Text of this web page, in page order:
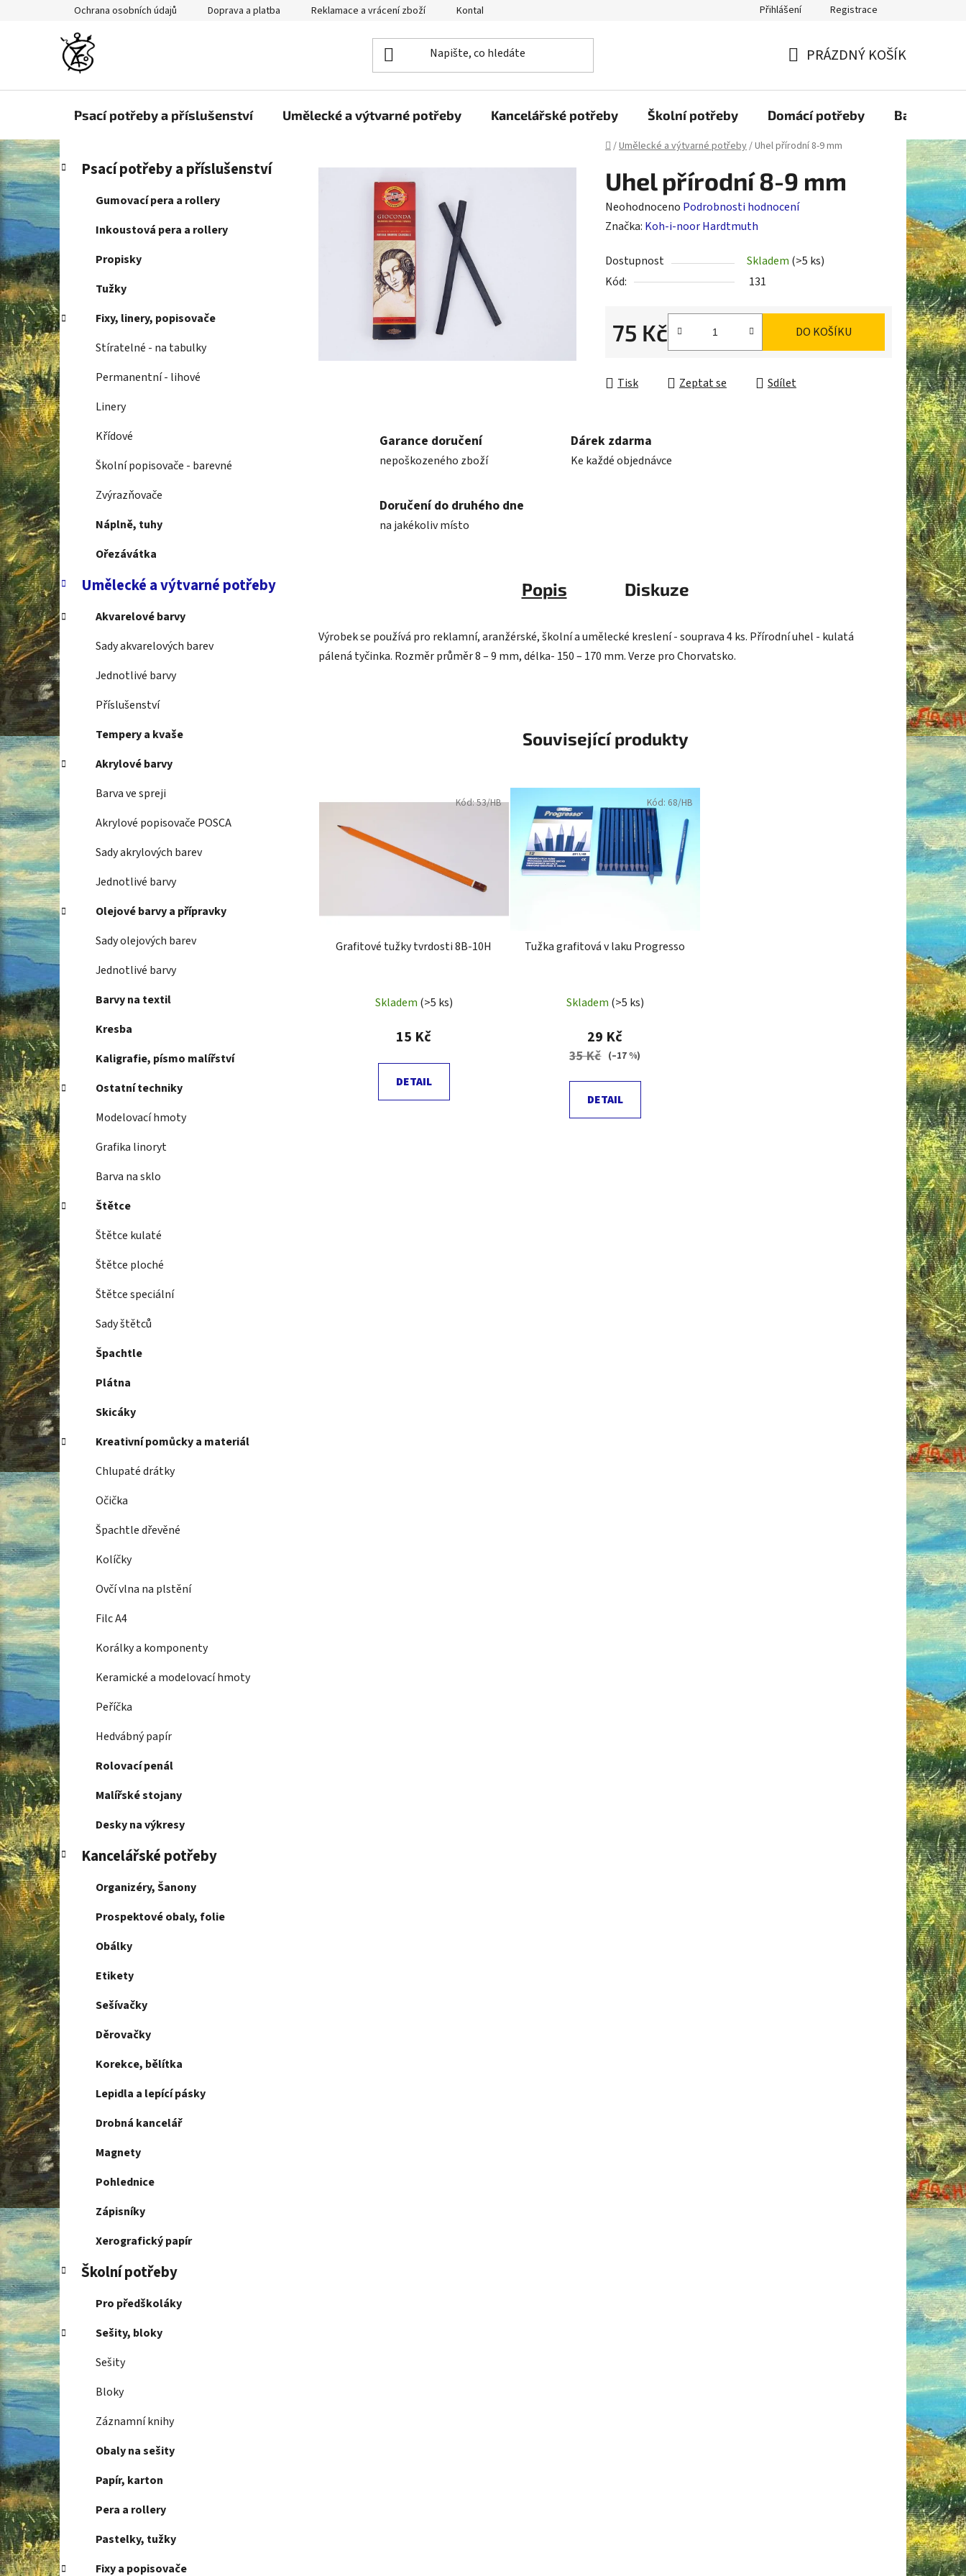
Ochrana osobních údajů Doprava a platba Reklamace a vrácení zboží Kontakty Přihlášení Registrace
KOŠÍK
PRÁZDNÝ KOŠÍK
Psací potřeby a příslušenství Umělecké a výtvarné potřeby Kancelářské potřeby Školní potřeby Domácí potřeby Balící
Domů
/Umělecké a výtvarné potřeby/Uhel přírodní 8-9 mm
P
o
s
t
r
a
n
n
í
p
a
n
e
l
Přeskočit
kategorie
K
a
t
e
g
r
i
e
Psací potřeby a příslušenství
Gumovací pera a rollery
Inkoustová pera a rollery
Propisky
Tužky
Fixy, linery, popisovače
Stíratelné - na tabulky
Permanentní - lihové
Linery
Křídové
Školní popisovače - barevné
Zvýrazňovače
Náplně, tuhy
Ořezávátka
Umělecké a výtvarné potřeby
Akvarelové barvy
Sady akvarelových barev
Jednotlivé barvy
Příslušenství
Tempery a kvaše
Akrylové barvy
Barva ve spreji
Akrylové popisovače POSCA
Sady akrylových barev
Jednotlivé barvy
Olejové barvy a přípravky
Sady olejových barev
Jednotlivé barvy
Barvy na textil
Kresba
Kaligrafie, písmo malířství
Ostatní techniky
Modelovací hmoty
Grafika linoryt
Barva na sklo
Štětce
Štětce kulaté
Štětce ploché
Štětce speciální
Sady štětců
Špachtle
Plátna
Skicáky
Kreativní pomůcky a materiál
Chlupaté drátky
Očička
Špachtle dřevěné
Kolíčky
Ovčí vlna na plstění
Filc A4
Korálky a komponenty
Keramické a modelovací hmoty
Peříčka
Hedvábný papír
Rolovací penál
Malířské stojany
Desky na výkresy
Kancelářské potřeby
Organizéry, Šanony
Prospektové obaly, folie
Obálky
Etikety
Sešívačky
Děrovačky
Korekce, bělítka
Lepidla a lepící pásky
Drobná kancelář
Magnety
Pohlednice
Zápisníky
Xerografický papír
Školní potřeby
Pro předškoláky
Sešity, bloky
Sešity
Bloky
Záznamní knihy
Obaly na sešity
Papír, karton
Pera a rollery
Pastelky, tužky
Fixy a popisovače
Uhel přírodní 8-9 mm
Průměrné
hodnocení
je
0,0
hvězdiček.
Neohodnoceno Podrobnosti hodnocení
Značka: Koh-i-noor Hardtmuth
Dostupnost Skladem (>5 ks)
Kód:
131
75 Kč
Měrná cena:
DO KOŠÍKU
Tisk Zeptat se Sdílet
Garance doručení
nepoškozeného zboží
Dárek zdarma
Ke každé objednávce
Doručení do druhého dne
na jakékoliv místo
Popis Diskuze
Výrobek se používá pro reklamní, aranžérské, školní a umělecké kreslení - souprava 4 ks. Přírodní uhel - kulatá
pálená tyčinka. Rozměr průměr 8 – 9 mm, délka- 150 – 170 mm. Verze pro Chorvatsko.
Související produkty
Grafitové tužky tvrdosti 8B-10H
Skladem (>5 ks)
15 Kč
DETAIL
Kód:53/HB
Tužka grafitová v laku Progresso
Skladem (>5 ks)
29 Kč
35 Kč (–17 %)
DETAIL
Kód: 68/HB